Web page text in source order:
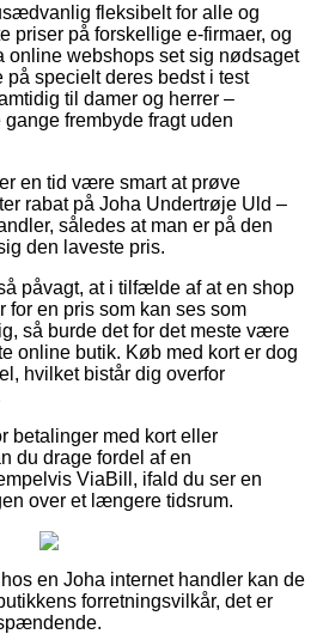
fleksibelt for alle og
priser på forskellige e-firmaer, og
online webshops set sig nødsaget
specielt deres bedst i test
til damer og herrer –
frembyde fragt uden
en tid være smart at prøve
rabat på Joha Undertrøje Uld –
således at man er på den
den laveste pris.
påvagt, at i tilfælde af at en shop
for en pris som kan ses som
så burde det for det meste være
online butik. Køb med kort er dog
hvilket bistår dig overfor
betalinger med kort eller
du drage fordel af en
ViaBill, ifald du ser en
over et længere tidsrum.
en Joha internet handler kan de
forretningsvilkår, det er